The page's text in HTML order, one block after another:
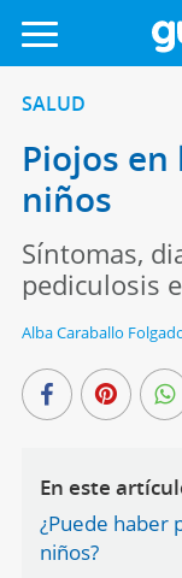
SALUD
Piojos en
niños
Síntomas,
pediculosis
Alba Caraballo
En este
¿Puede haber
niños?